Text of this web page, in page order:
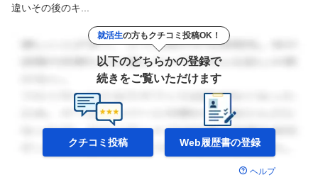
違いその後のキ...
就活生の方もクチコミ投稿OK！
以下のどちらかの登録で
続きをご覧いただけます
クチコミ投稿 Web履歴書の登録
ヘルプ